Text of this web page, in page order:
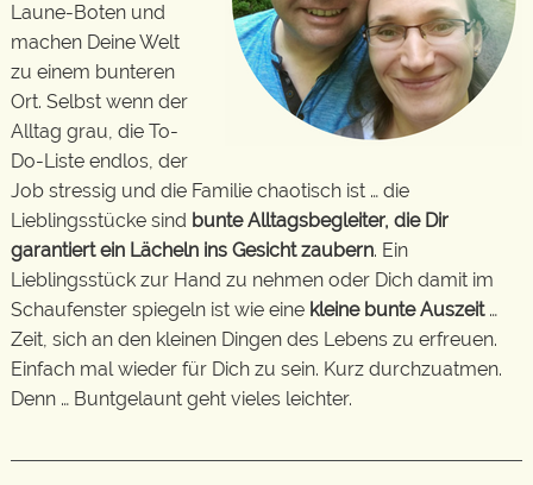
Laune-Boten und
machen Deine Welt
zu einem bunteren
Ort. Selbst wenn der
Alltag grau, die To-
Do-Liste endlos, der
Job stressig und die Familie chaotisch ist … die
Lieblingsstücke sind bunte Alltagsbegleiter, die Dir
garantiert ein Lächeln ins Gesicht zaubern. Ein
Lieblingsstück zur Hand zu nehmen oder Dich damit im
Schaufenster spiegeln ist wie eine kleine bunte Auszeit…
Zeit, sich an den kleinen Dingen des Lebens zu erfreuen.
Einfach mal wieder für Dich zu sein. Kurz durchzuatmen.
Denn … Buntgelaunt geht vieles leichter.